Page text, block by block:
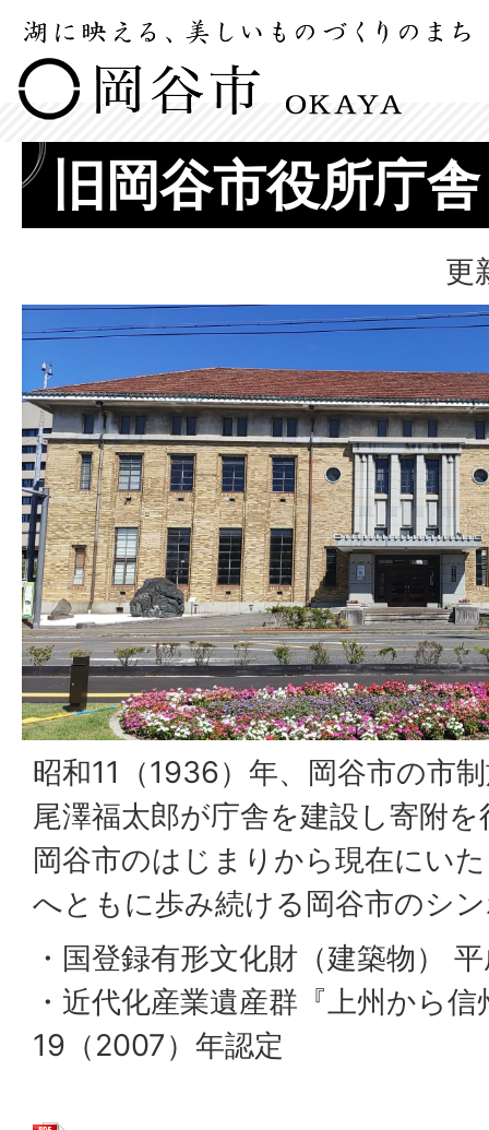
旧岡谷市役所庁舎
更
昭和11（1936）年、岡谷市の市
尾澤福太郎が庁舎を建設し寄附
岡谷市のはじまりから現在にい
へともに歩み続ける岡谷市のシ
・国登録有形文化財（建築物）
・近代化産業遺産群『上州から
19（2007）年認定